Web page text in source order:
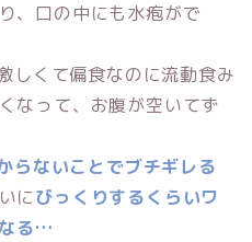
、口の中にも水疱がで
しくて偏食なのに流動食み
なって、お腹が空いてず
らないことでブチギレる
にびっくりするくらいワ
る…